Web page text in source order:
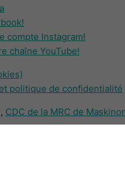
compte Instagram!
chaîne YouTube!
politique de confidentialité
CDC de la MRC de